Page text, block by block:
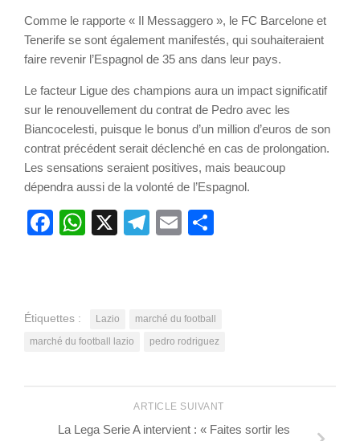
Comme le rapporte « Il Messaggero », le FC Barcelone et
Tenerife se sont également manifestés, qui souhaiteraient
faire revenir l’Espagnol de 35 ans dans leur pays.
Le facteur Ligue des champions aura un impact significatif
sur le renouvellement du contrat de Pedro avec les
Biancocelesti, puisque le bonus d’un million d’euros de son
contrat précédent serait déclenché en cas de prolongation.
Les sensations seraient positives, mais beaucoup
dépendra aussi de la volonté de l’Espagnol.
Facebook
WhatsApp
X Telegram
Email
Étiquettes : Lazio
marché du football
marché du football lazio
pedro rodriguez
ARTICLE SUIVANT
La Lega Serie A intervient : « Faites sortir les